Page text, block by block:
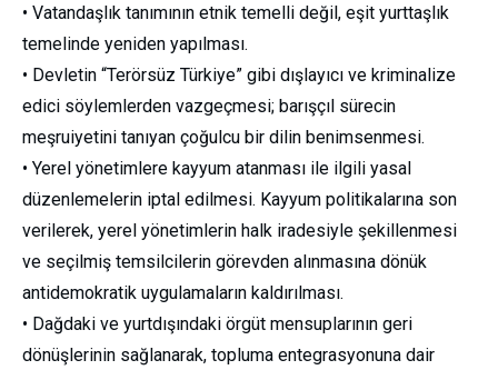
• Vatandaşlık tanımının etnik temelli değil, eşit yurttaşlık
temelinde yeniden yapılması.
• Devletin “Terörsüz Türkiye” gibi dışlayıcı ve kriminalize
edici söylemlerden vazgeçmesi; barışçıl sürecin
meşruiyetini tanıyan çoğulcu bir dilin benimsenmesi.
• Yerel yönetimlere kayyum atanması ile ilgili yasal
düzenlemelerin iptal edilmesi. Kayyum politikalarına son
verilerek, yerel yönetimlerin halk iradesiyle şekillenmesi
ve seçilmiş temsilcilerin görevden alınmasına dönük
antidemokratik uygulamaların kaldırılması.
• Dağdaki ve yurtdışındaki örgüt mensuplarının geri
dönüşlerinin sağlanarak, topluma entegrasyonuna dair